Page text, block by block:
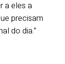
a eles a
precisam
do dia.”